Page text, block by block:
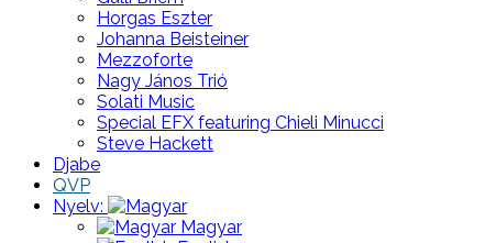
Horgas Eszter
Johanna Beisteiner
Mezzoforte
Nagy János Trió
Solati Music
Special EFX featuring Chieli Minucci
Steve Hackett
Djabe
QVP
Nyelv:
Magyar